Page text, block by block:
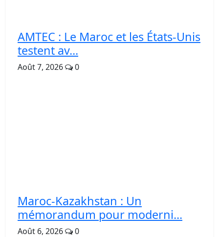
AMTEC : Le Maroc et les États-Unis
testent av...
Août 7, 2026 0
Maroc-Kazakhstan : Un
mémorandum pour moderni...
Août 6, 2026 0